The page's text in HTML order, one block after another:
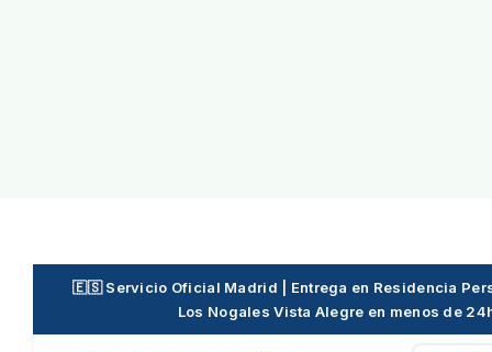
🇪🇸 Servicio Oficial Madrid | Entrega en Residencia
Los Nogales Vista Alegre en menos de